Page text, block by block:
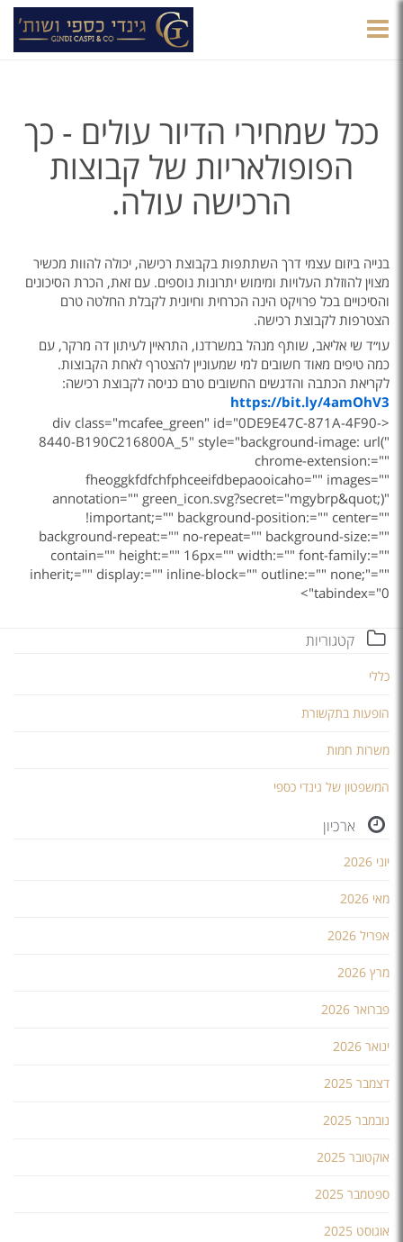
ככל שמחירי הדיור עולים - כך
הפופולאריות של קבוצות
הרכישה עולה.
בנייה ביזום עצמי דרך השתתפות בקבוצת רכישה, יכולה להוות מכשיר
מצוין להוזלת העלויות ומימוש יתרונות נוספים. עם זאת, הכרת הסיכונים
והסיכויים בכל פרויקט הינה הכרחית וחיונית לקבלת החלטה טרם
הצטרפות לקבוצת רכישה.
עו״ד שי אליאב, שותף מנהל במשרדנו, התראיין לעיתון דה מרקר, עם
כמה טיפים מאוד חשובים למי שמעוניין להצטרף לאחת הקבוצות.
לקריאת הכתבה והדגשים החשובים טרם כניסה לקבוצת רכישה:
https://bit.ly/4amOhV3
<div class="mcafee_green" id="0DE9E47C-871A-4F90-
8440-B190C216800A_5" style="background-image: url("
chrome-extension:=""
fheoggkfdfchfphceeifdbepaooicaho="" images=""
annotation="" green_icon.svg?secret="mgybrp&quot;)"
!important;="" background-position:="" center=""
background-repeat:="" no-repeat="" background-size:=""
contain="" height:="" 16px="" width:="" font-family:=""
inherit;="" display:="" inline-block="" outline:="" none;"=""
tabindex="0">
קטגוריות
כללי
הופעות בתקשורת
משרות חמות
המשפטון של גינדי כספי
ארכיון
יוני 2026
מאי 2026
אפריל 2026
מרץ 2026
פברואר 2026
ינואר 2026
דצמבר 2025
נובמבר 2025
אוקטובר 2025
ספטמבר 2025
אוגוסט 2025